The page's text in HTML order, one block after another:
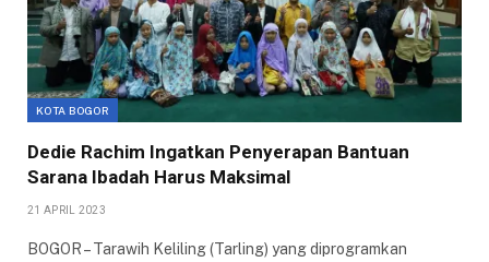
KOTA BOGOR
Dedie Rachim Ingatkan Penyerapan Bantuan
Sarana Ibadah Harus Maksimal
21 APRIL 2023
BOGOR – Tarawih Keliling (Tarling) yang diprogramkan